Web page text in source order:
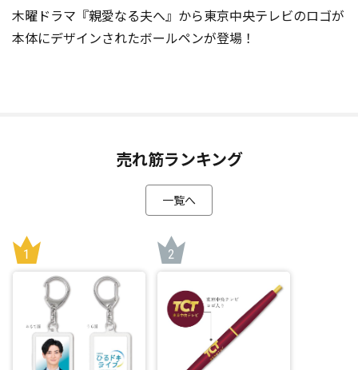
木曜ドラマ『親愛なる夫へ』から東京中央テレビのロゴが
本体にデザインされたボールペンが登場！
売れ筋ランキング
一覧へ